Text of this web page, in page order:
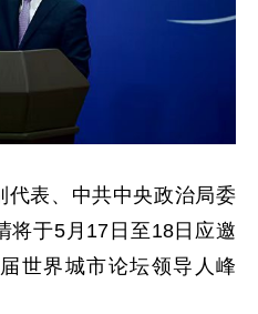
代表、中共中央政治局委
将于5月17日至18日应邀
世界城市论坛领导人峰